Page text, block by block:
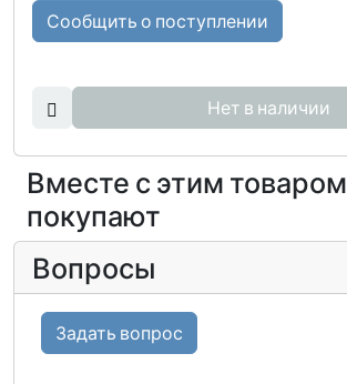
Сообщить о поступлении
Нет в наличии
Вместе с этим товаром
покупают
Вопросы
Задать вопрос